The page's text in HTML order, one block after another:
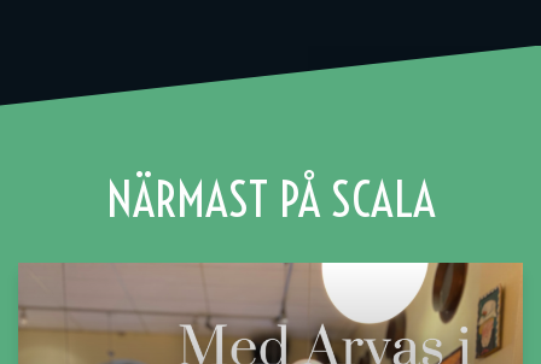
NÄRMAST PÅ SCALA